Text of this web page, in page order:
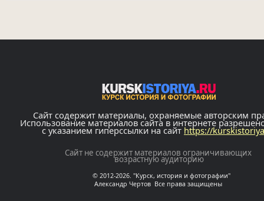
Сайт содержит материалы, охраняемые авторским
Использование материалов сайта в интернете
с указанием гиперссылки на сайтhttps://
Сайт не содержит материалов ограничивающих
возрастную аудиторию
© 2012-2026. "Курск, история и фотографии"
Александр Чертов Все права защищены